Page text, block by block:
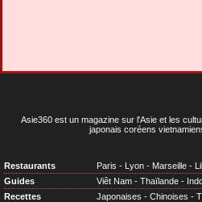
Asie360 est un magazine sur l'Asie et les
japonais coréens
Restaurants Paris - Lyon - Marseille -
Guides
Viêt Nam - Thaïlande -
Recettes
Japonaises - Chinoises -